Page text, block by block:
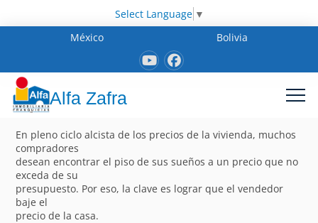
Select Language ▼
México
Bolivia
Alfa Zafra
En pleno ciclo alcista de los precios de la vivienda, muchos
compradores
desean encontrar el piso de sus sueños a un precio que no
exceda de su
presupuesto. Por eso, la clave es lograr que el vendedor
baje el
precio de la casa.